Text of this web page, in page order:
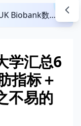
2026年，我为什么劝你认真考虑UK Biobank数据库？来看看这个一对一指导发文班
学汇总6
指标＋
不易的